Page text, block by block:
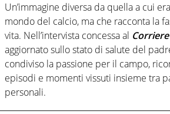
Un’immagine diversa da quella a cui
mondo del calcio, ma che racconta la
vita. Nell’intervista concessa al
aggiornato sullo stato di salute del
condiviso la passione per il campo,
episodi e momenti vissuti insieme tra
personali.